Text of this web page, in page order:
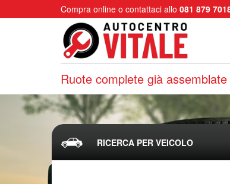
Compra online o contattaci allo 081 879
Ruote complete già
RICERCA PER VEICOLO